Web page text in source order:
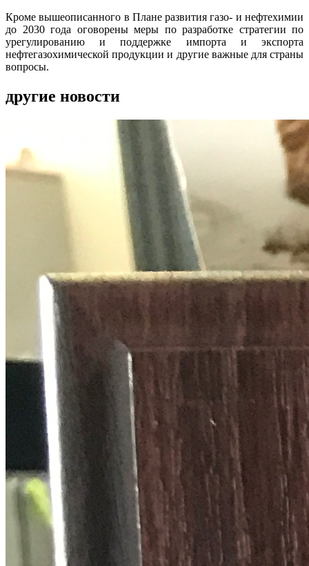
Кроме вышеописанного в Плане развития газо- и нефтехимии
до 2030 года оговорены меры по разработке стратегии по
урегулированию и поддержке импорта и экспорта
нефтегазохимической продукции и другие важные для страны
вопросы.
другие новости